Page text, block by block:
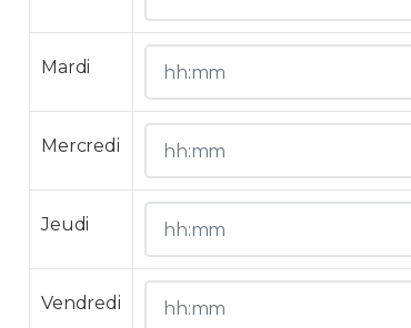
Mardi
Mercredi
Jeudi
Vendredi